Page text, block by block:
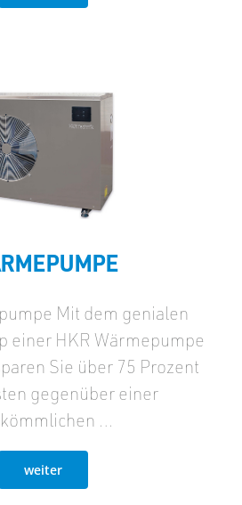
Mit dem genialen
einer HKR Wärmepumpe
Sie über 75 Prozent
gegenüber einer
…
weiter